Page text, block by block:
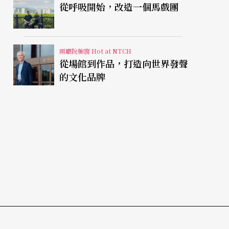
從呼吸開始，改造一個馬戲團
兩廳院櫥窗 Hot at NTCH
從場館到作品，打造向世界發聲
的文化品牌